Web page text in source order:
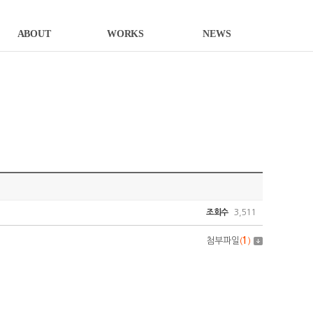
ABOUT WORKS NEWS
조회수 3,511
첨부파일 (1 )